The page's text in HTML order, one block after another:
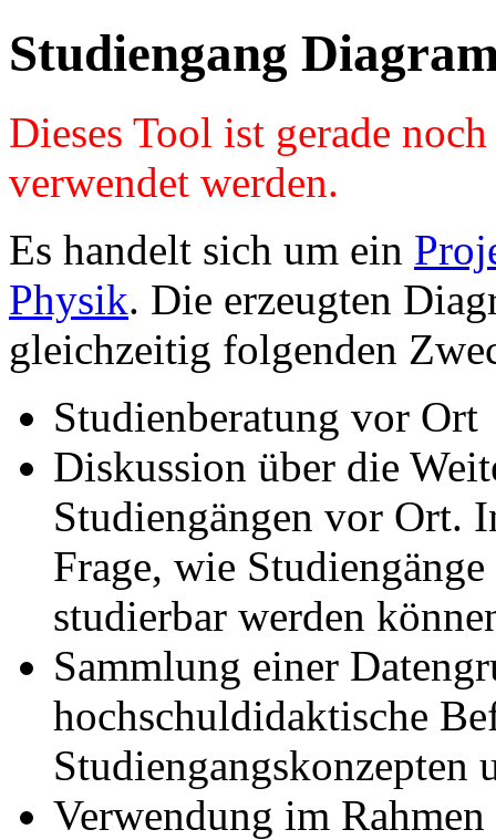
Studiengang
Dieses Tool ist gerade
verwendet werden.
Es handelt sich um ein
Physik. Die erzeugten
gleichzeitig folgenden
Studienberatung vor Ort
Diskussion über die
Studiengängen vor Ort.
Frage, wie
studierbar werden
Sammlung einer
hochschuldidaktische
Studiengangskonzepten
Verwendung im